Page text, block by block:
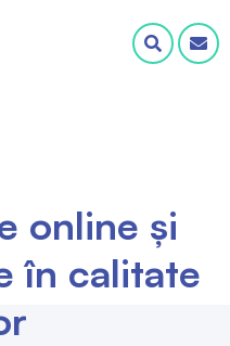
online și
în calitate